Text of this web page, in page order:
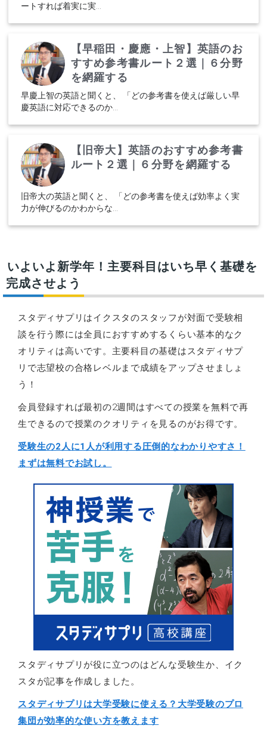
ートすれば着実に実...
【早稲田・慶應・上智】英語のお
すすめ参考書ルート２選｜６分野
を網羅する
早慶上智の英語と聞くと、 「どの参考書を使えば厳しい早
慶英語に対応できるのか...
【旧帝大】英語のおすすめ参考書
ルート２選｜６分野を網羅する
旧帝大の英語と聞くと、 「どの参考書を使えば効率よく実
力が伸びるのかわからな...
いよいよ新学年！主要科目はいち早く基礎を
完成させよう
スタディサプリはイクスタのスタッフが対面で受験相
談を行う際には全員におすすめするくらい基本的なク
オリティは高いです。主要科目の基礎はスタディサプ
リで志望校の合格レベルまで成績をアップさせましょ
う！
会員登録すれば最初の2週間はすべての授業を無料で再
生できるので授業のクオリティを見るのがお得です。
受験生の2人に1人が利用する圧倒的なわかりやすさ！
まずは無料でお試し。
スタディサプリが役に立つのはどんな受験生か、イク
スタが記事を作成しました。
スタディサプリは大学受験に使える？大学受験のプロ
集団が効率的な使い方を教えます